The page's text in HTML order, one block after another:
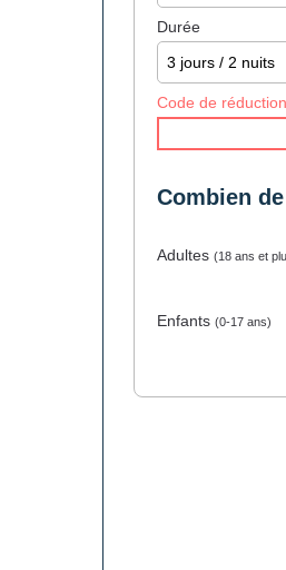
Durée
Code de réduction
Combien
Adultes (18 ans et
Enfants (0-17 ans)